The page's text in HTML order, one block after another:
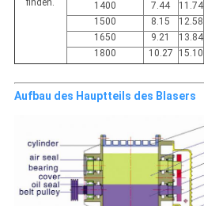
finden.
1400
7.44 11.74
1500
8.15 12.58
1650
9.21 13.84
1800
10.27 15.10
Aufbau des Hauptteils des Blasers